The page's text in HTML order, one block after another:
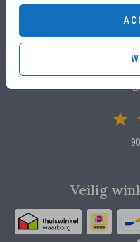
Overleg met
Veilig